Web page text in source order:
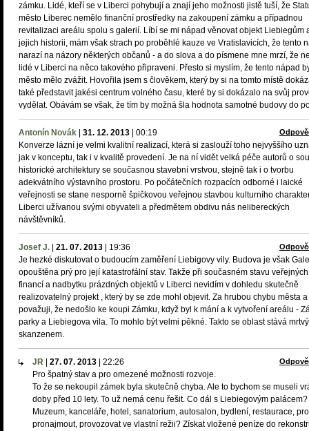
zámku. Lidé, kteří se v Liberci pohybují a znají jeho možnosti jistě tuší, že
město Liberec nemělo finanční prostředky na zakoupení zámku a případnou
revitalizaci areálu spolu s galerií. Líbí se mi nápad věnovat objekt Liebiegům
jejich historii, mám však strach po proběhlé kauze ve Vratislavicích, že tento
narazí na názory některých občanů - a do slova a do písmene mne mrzí, že
lidé v Liberci na něco takového připraveni. Přesto si myslím, že tento nápad
město mělo zvážit. Hovořila jsem s člověkem, který by si na tomto místě
také představit jakési centrum volného času, které by si dokázalo na svůj
vydělat. Obávám se však, že tím by možná šla hodnota samotné budovy do
Antonín Novák 31. 12. 2013 00:19
Konverze lázní je velmi kvalitní realizací, která si zaslouží toho nejvyššího
jak v konceptu, tak i v kvalitě provedení. Je na ní vidět velká péče autorů o
historické architektury se současnou stavební vrstvou, stejně tak i o tvorbu
adekvátního výstavního prostoru. Po počátečních rozpacích odborné i laické
veřejnosti se stane nesporně špičkovou veřejnou stavbou kulturního
Liberci užívanou svými obyvateli a předmětem obdivu nás nelibereckých
návštěvníků.
Josef J. 21. 07. 2013 19:36
Je hezké diskutovat o budoucím zaměření Liebigovy vily. Budova je však
opouštěna prý pro její katastrofální stav. Takže při současném stavu veřejných
financí a nadbytku prázdných objektů v Liberci nevidím v dohledu skutečně
realizovatelný projekt , který by se zde mohl objevit. Za hrubou chybu města
považuji, že nedošlo ke koupi Zámku, když byl k mání a k vytvoření areálu -
parky a Liebiegova vila. To mohlo být velmi pěkné. Takto se oblast stává
skanzenem.
JR 27. 07. 2013 22:26
Pro špatný stav a pro omezené možnosti rozvoje.
To že se nekoupil zámek byla skutečně chyba. Ale to bychom se museli
doby před 10 lety. To už nemá cenu řešit. Co dál s Liebiegovým palácem?
Muzeum, kanceláře, hotel, sanatorium, autosalon, bydlení, restaurace,
pronajmout, provozovat ve vlastní režii? Získat vložené peníze do